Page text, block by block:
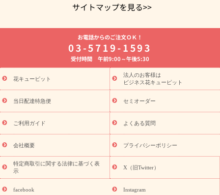
サイトマップを見る>>
よく贈られる花
お祝いの花特集
誕生日フラワーギフト特集
8月の誕生花(トルコキキョウ)
開店・開業祝い
お供え・お悔やみ お供え・お悔やみの花
通夜・葬儀に贈る花 胡蝶蘭・花鉢
ーブドフラワー
季節のイベント
ひまわり ギフト・プレゼント
特集
お盆 花（新盆・初盆） 季節のイベント
お盆 花（新
盆・初盆）
お盆 花（新盆・初盆）
お盆・お供え 花とセットギ
フト
お盆・お供え プリザーブドフラワー
ひまわり ギフト・プ
レゼント特集
夏の花贈り・お中元・暑中見舞い 花のギフト特集
敬老の日におくる花ギフト・プレゼント特集
花ギフト・プレゼント特集
敬老の日 花のおすすめランキング
敬
老の日 花鉢植えのギフト・プレゼント特集
敬老の日 花とセットギ
フト・プレゼント特集
敬老の日の花 全てのギフト一覧
キャン
ペーン
映画『ウォーターガーディアンズ』コラボキャンペーン
「きょう誕生日なんです」キャンペーン
誕生日の花を探す
誕生日フラワーギフト 誕生日フラワーギフト特集
お電話からのご注文ＯＫ！
03-5719-1593
受付時間 午前9:00～午後5:30
花キューピット
法人のお客様は
ビジネス花キューピット
当日配達特急便 セミオーダー
ご利用ガイド よくある質問
会社概要 プライバシーポリシー
特定商取引に関する法律に基づく表
示
X（旧Twitter）
facebook Instagram